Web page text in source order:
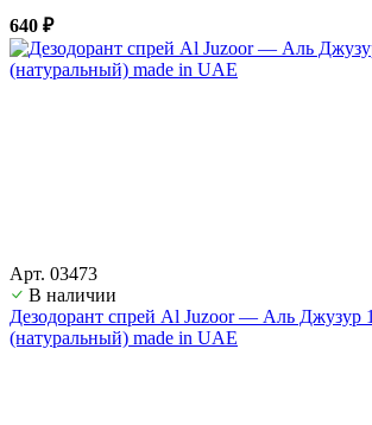
640 ₽
Арт. 03473
В наличии
Дезодорант спрей Al Juzoor — Аль Джузур
(натуральный) made in UAE